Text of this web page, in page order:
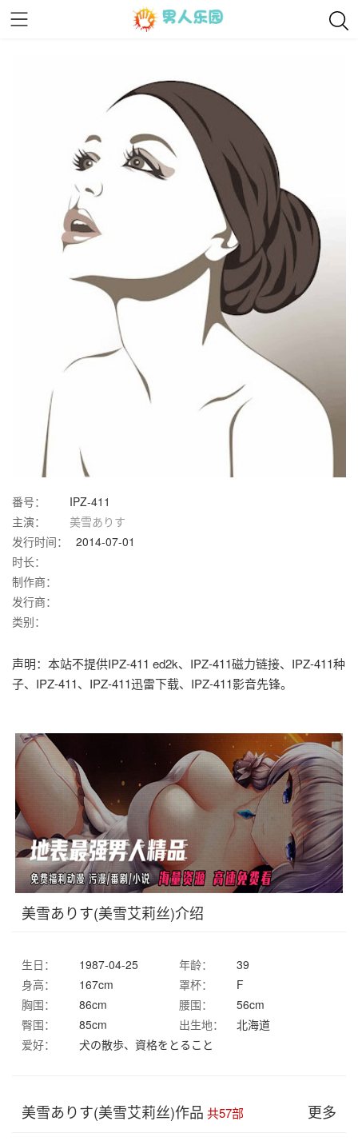
番号：
IPZ-411
主演：
美雪ありす
发行时间：
2014-07-01
时长：
制作商：
发行商：
类别：
声明：本站不提供IPZ-411 ed2k、IPZ-411磁力链接、IPZ-411种
子、IPZ-411、IPZ-411迅雷下载、IPZ-411影音先锋。
美雪ありす(美雪艾莉丝)介绍
生日： 1987-04-25 年龄：
39
身高：
167cm 罩杯：
F
胸围：
86cm 腰围：
56cm
臀围：
85cm 出生地：
北海道
爱好：
犬の散歩、資格をとること
更多
美雪ありす(美雪艾莉丝)作品 共57部